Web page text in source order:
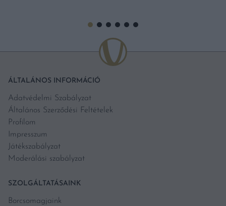
ÁLTALÁNOS INFORMÁCIÓ
Adatvédelmi Szabályzat
Általános Szerződési Feltételek
Profilom
Impresszum
Játékszabályzat
Moderálási szabályzat
SZOLGÁLTATÁSAINK
Borcsomagjaink